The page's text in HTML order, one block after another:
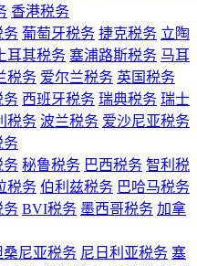
香港税务
务 葡萄牙税务 捷克税务 立陶
耳其税务 塞浦路斯税务 马耳
税务 爱尔兰税务 英国税务
务 西班牙税务 瑞典税务 瑞士
税务 波兰税务 爱沙尼亚税务
务
务 秘鲁税务 巴西税务 智利税
税务 伯利兹税务 巴哈马税务
务 BVI税务 墨西哥税务 加拿
桑尼亚税务 尼日利亚税务 塞